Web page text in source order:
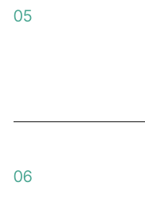
05
06